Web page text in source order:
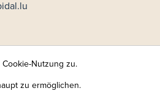
Nutzung zu.
zu ermöglichen.